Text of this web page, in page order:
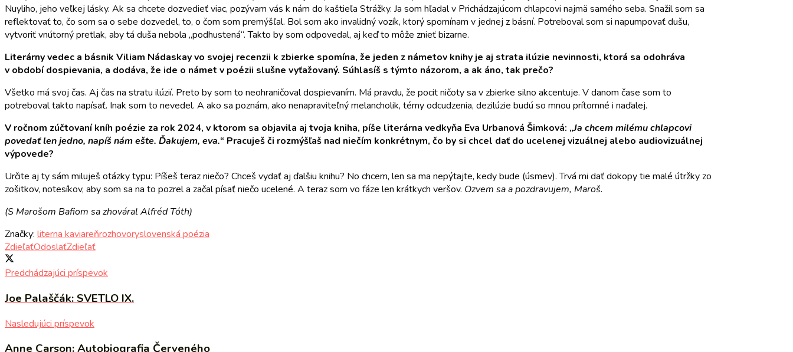
Nuyliho, jeho veľkej lásky. Ak sa chcete dozvedieť viac, pozývam vás k nám do kaštieľa Strážky. Ja som hľadal v Prichádzajúcom chlapcovi najmä samého seba. Snažil som sa
reflektovať to, čo som sa o sebe dozvedel, to, o čom som premýšľal. Bol som ako invalidný vozík, ktorý spomínam v jednej z básní. Potreboval som si napumpovať dušu,
vytvoriť vnútorný pretlak, aby tá duša nebola „podhustená“. Takto by som odpovedal, aj keď to môže znieť bizarne.
Literárny vedec a básnik Viliam Nádaskay vo svojej recenzii k zbierke spomína, že jeden z námetov knihy je aj strata ilúzie nevinnosti, ktorá sa odohráva
v období dospievania, a dodáva, že ide o námet v poézii slušne vyťažovaný. Súhlasíš s týmto názorom, a ak áno, tak prečo?
Všetko má svoj čas. Aj čas na stratu ilúzií. Preto by som to neohraničoval dospievaním. Má pravdu, že pocit ničoty sa v zbierke silno akcentuje. V danom čase som to
potreboval takto napísať. Inak som to nevedel. A ako sa poznám, ako nenapraviteľný melancholik, témy odcudzenia, dezilúzie budú so mnou prítomné i naďalej.
V ročnom zúčtovaní kníh poézie za rok 2024, v ktorom sa objavila aj tvoja kniha, píše literárna vedkyňa Eva Urbanová Šimková: „Ja chcem milému chlapcovi
povedať len jedno, napíš nám ešte. Ďakujem, eva.“ Pracuješ či rozmýšľaš nad niečím konkrétnym, čo by si chcel dať do ucelenej vizuálnej alebo audiovizuálnej
výpovede?
Určite aj ty sám miluješ otázky typu: Píšeš teraz niečo? Chceš vydať aj ďalšiu knihu? No chcem, len sa ma nepýtajte, kedy bude (úsmev). Trvá mi dať dokopy tie malé útržky zo
zošitkov, notesíkov, aby som sa na to pozrel a začal písať niečo ucelené. A teraz som vo fáze len krátkych veršov. Ozvem sa a pozdravujem, Maroš.
(S Marošom Bafiom sa zhováral Alfréd Tóth)
Značky: literna kaviareňrozhovoryslovenská poézia
ZdieľaťOdoslaťZdieľať
Predchádzajúci príspevok
Joe Palaščák: SVETLO IX.
Nasledujúci príspevok
Anne Carson: Autobiografia Červeného